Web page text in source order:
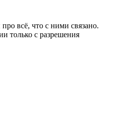
всё, что с ними связано.
только с разрешения